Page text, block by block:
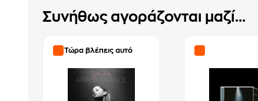
Συνήθως αγοράζονται μαζί...
Τώρα βλέπεις αυτό